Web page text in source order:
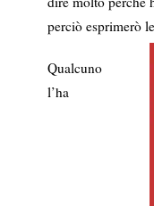
perciò esprimerò
Qualcuno
l’ha